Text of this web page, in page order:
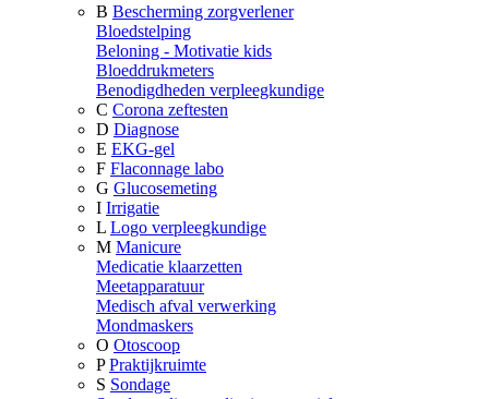
B Bescherming zorgverlener
Bloedstelping
Beloning - Motivatie kids
Bloeddrukmeters
Benodigdheden verpleegkundige
C Corona zeftesten
D Diagnose
E EKG-gel
F Flaconnage labo
G Glucosemeting
I Irrigatie
L Logo verpleegkundige
M Manicure
Medicatie klaarzetten
Meetapparatuur
Medisch afval verwerking
Mondmaskers
O Otoscoop
P Praktijkruimte
S Sondage